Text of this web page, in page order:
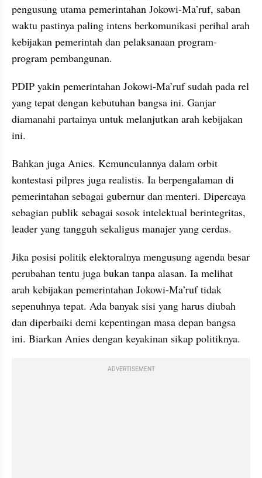
pengusung utama pemerintahan Jokowi-Ma’ruf, saban
waktu pastinya paling intens berkomunikasi perihal arah
kebijakan pemerintah dan pelaksanaan program-
program pembangunan.
PDIP yakin pemerintahan Jokowi-Ma’ruf sudah pada rel
yang tepat dengan kebutuhan bangsa ini. Ganjar
diamanahi partainya untuk melanjutkan arah kebijakan
ini.
Bahkan juga Anies. Kemunculannya dalam orbit
kontestasi pilpres juga realistis. Ia berpengalaman di
pemerintahan sebagai gubernur dan menteri. Dipercaya
sebagian publik sebagai sosok intelektual berintegritas,
leader yang tangguh sekaligus manajer yang cerdas.
Jika posisi politik elektoralnya mengusung agenda besar
perubahan tentu juga bukan tanpa alasan. Ia melihat
arah kebijakan pemerintahan Jokowi-Ma’ruf tidak
sepenuhnya tepat. Ada banyak sisi yang harus diubah
dan diperbaiki demi kepentingan masa depan bangsa
ini. Biarkan Anies dengan keyakinan sikap politiknya.
ADVERTISEMENT